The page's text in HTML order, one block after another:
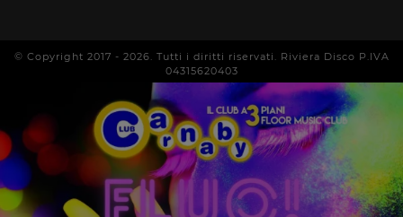
© Copyright 2017 - 2026. Tutti i diritti riservati. Riviera Disco P.IVA
04315620403